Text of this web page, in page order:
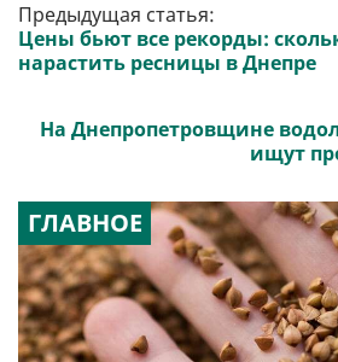
Предыдущая статья:
Цены бьют все рекорды:
нарастить ресницы в Днепре
На Днепропетровщине
ищут
ГЛАВНОЕ